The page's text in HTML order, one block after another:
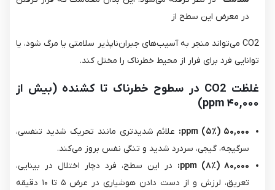
در معرض این سطح از
CO2​ می‌تواند منجر به آسیب‌های جبران‌ناپذیر سلامتی یا مرگ شود، یا
توانایی فرد برای فرار از محیط خطرناک را مختل کند.
غلظت CO2 در
سطوح خطرناک تا کشنده (بیش از
۴۰,۰۰۰ ppm)
۵۰,۰۰۰ ppm (۵٪):
علائم شدیدتری مانند تحریک شدید تنفسی،
سرگیجه، گیجی، سردرد شدید و تنگی نفس بروز می‌کند.
۸۰,۰۰۰
ppm (۸٪):
در این سطح، فرد دچار اختلال در بینایی،
تعریق، لرزش و از دست دادن هوشیاری در عرض ۵ تا ۱۰ دقیقه